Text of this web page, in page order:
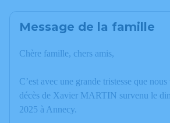
Message de la famille
Chère famille, chers amis,
C’est avec une grande tristesse que
décès de Xavier MARTIN survenu le
2025 à Annecy.